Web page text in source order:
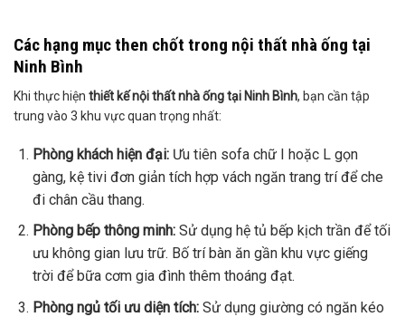
Các hạng mục then chốt trong nội thất nhà ống tại
Ninh Bình
Khi thực hiện thiết kế nội thất nhà ống tại Ninh Bình, bạn cần tập
trung vào 3 khu vực quan trọng nhất:
Phòng khách hiện đại:Ưu tiên sofa chữ I hoặc L gọn
gàng, kệ tivi đơn giản tích hợp vách ngăn trang trí để che
đi chân cầu thang.
Phòng bếp thông minh:Sử dụng hệ tủ bếp kịch trần để tối
ưu không gian lưu trữ. Bố trí bàn ăn gần khu vực giếng
trời để bữa cơm gia đình thêm thoáng đạt.
Phòng ngủ tối ưu diện tích:Sử dụng giường có ngăn kéo